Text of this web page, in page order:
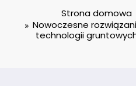
Strona domowa
Nowoczesne
technologii